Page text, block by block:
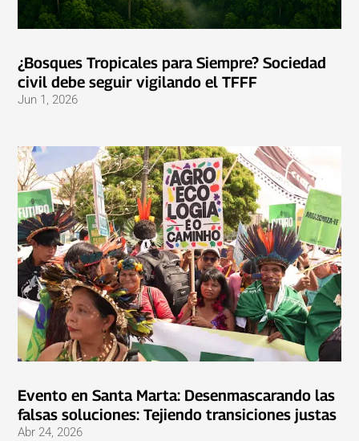
¿Bosques Tropicales para Siempre? Sociedad
civil debe seguir vigilando el TFFF
Jun 1, 2026
Evento en Santa Marta: Desenmascarando las
falsas soluciones: Tejiendo transiciones justas
Abr 24, 2026